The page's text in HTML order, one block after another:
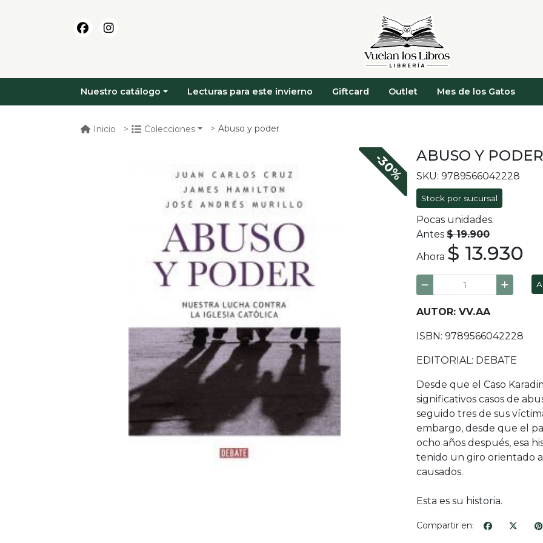
Nuestro catálogo Lecturas para este invierno Giftcard Outlet Mes de los Gatos
Inicio Colecciones Abuso y poder
-30% ABUSO Y PODER
SKU: 9789566042228
Stock por sucursal
Pocas unidades.
Antes $ 19.900
Ahora $ 13.930
AUTOR: VV.AA
ISBN: 9789566042228
EDITORIAL: DEBATE
Desde que el Caso
significativos casos de
seguido tres de sus
embargo, desde que el
ocho años después, esa
tenido un giro orientado
causados.
Esta es su historia.
Compartir en: